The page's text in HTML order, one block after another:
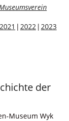
2021 2022
2023
der
Museum Wyk